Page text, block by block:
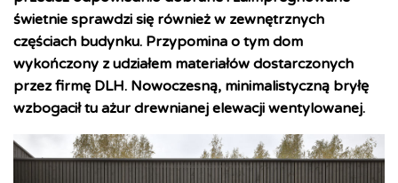
świetnie sprawdzi się również w zewnętrznych
częściach budynku. Przypomina o tym dom
wykończony z udziałem materiałów dostarczonych
przez firmę DLH. Nowoczesną, minimalistyczną bryłę
wzbogacił tu ażur drewnianej elewacji wentylowanej.